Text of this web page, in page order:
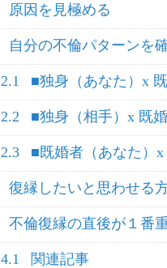
原因を見極める
自分の不倫パターンを
2.1 ■独身（あなた）x
2.2 ■独身（相手）x 既
2.3 ■既婚者（あなた）x
復縁したいと思わせる
不倫復縁の直後が１番重
4.1 関連記事